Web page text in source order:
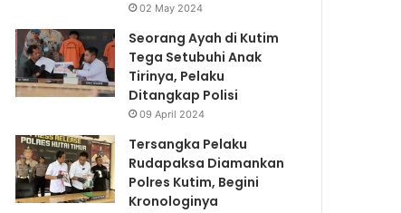
02 May 2024
Seorang Ayah di Kutim
Tega Setubuhi Anak
Tirinya, Pelaku
Ditangkap Polisi
09 April 2024
Tersangka Pelaku
Rudapaksa Diamankan
Polres Kutim, Begini
Kronologinya